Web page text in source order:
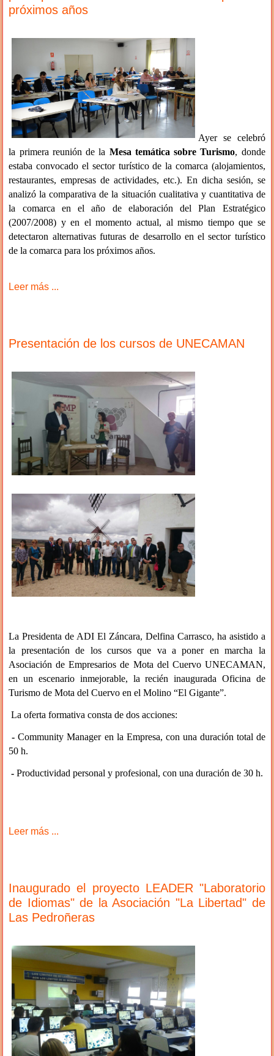
próximos años
Ayer se celebró
la primera reunión de la Mesa temática sobre Turismo, donde
estaba convocado el sector turístico de la comarca (alojamientos,
restaurantes, empresas de actividades, etc.). En dicha sesión, se
analizó la comparativa de la situación cualitativa y cuantitativa de
la comarca en el año de elaboración del Plan Estratégico
(2007/2008) y en el momento actual, al mismo tiempo que se
detectaron alternativas futuras de desarrollo en el sector turístico
de la comarca para los próximos años.
Leer más ...
Presentación de los cursos de UNECAMAN
La Presidenta de ADI El Záncara, Delfina Carrasco, ha asistido a
la presentación de los cursos que va a poner en marcha la
Asociación de Empresarios de Mota del Cuervo UNECAMAN,
en un escenario inmejorable, la recién inaugurada Oficina de
Turismo de Mota del Cuervo en el Molino “El Gigante”.
La oferta formativa consta de dos acciones:
- Community Manager en la Empresa, con una duración total de
50 h.
- Productividad personal y profesional, con una duración de 30 h.
Leer más ...
Inaugurado el proyecto LEADER "Laboratorio
de Idiomas" de la Asociación "La Libertad" de
Las Pedroñeras